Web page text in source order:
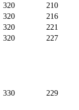
320
210
320
216
320
221
320
227
330 229